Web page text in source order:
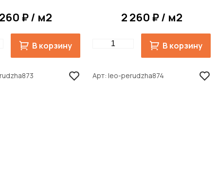
₽ / м2
В корзину
2 260 ₽ / м2
Quantity В корзину
Арт leo-perudzha874